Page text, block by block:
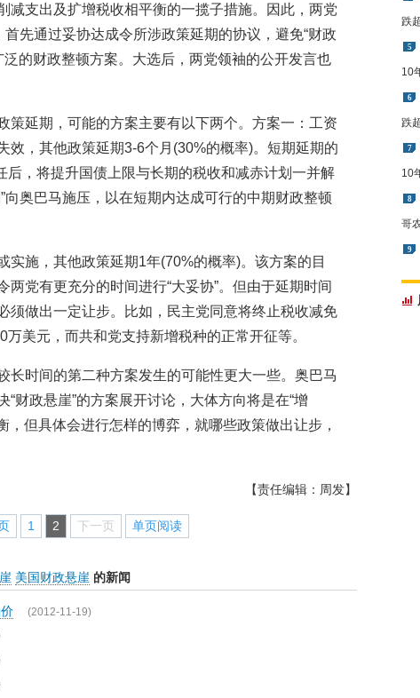
减支出及扩增税收相平衡的一揽子措施。因此，两党
首先通过妥协达成令所涉政策延期的协议，避免“财政
的财政整顿方案。大选后，两党领袖的公开发言也
策延期，可能的方案主要有以下两个。方案一：工资
效，其他政策延期3-6个月(30%的概率)。短期延期的
后，将提升国债上限与长期的税收和减赤计划一并解
向奥巴马施压，以在短期内达成可行的中期财政整顿
实施，其他政策延期1年(70%的概率)。该方案的目
两党有更充分的时间进行“大妥协”。但由于延期时间
须做出一定让步。比如，民主党同意将终止税收减免
美元，而共和党支持新增税种的正常开征等。
长时间的第二种方案发生的可能性更大一些。奥巴马
财政悬崖”的方案展开讨论，大体方向将是在“增
，但具体会进行怎样的博弈，就哪些政策做出让步，
【责任编辑：周发】
1 2 下一页 单页阅读
美国财政悬崖 的新闻
(2012-11-19)
跌
5
10
6
跌
7
10
8
哥
9